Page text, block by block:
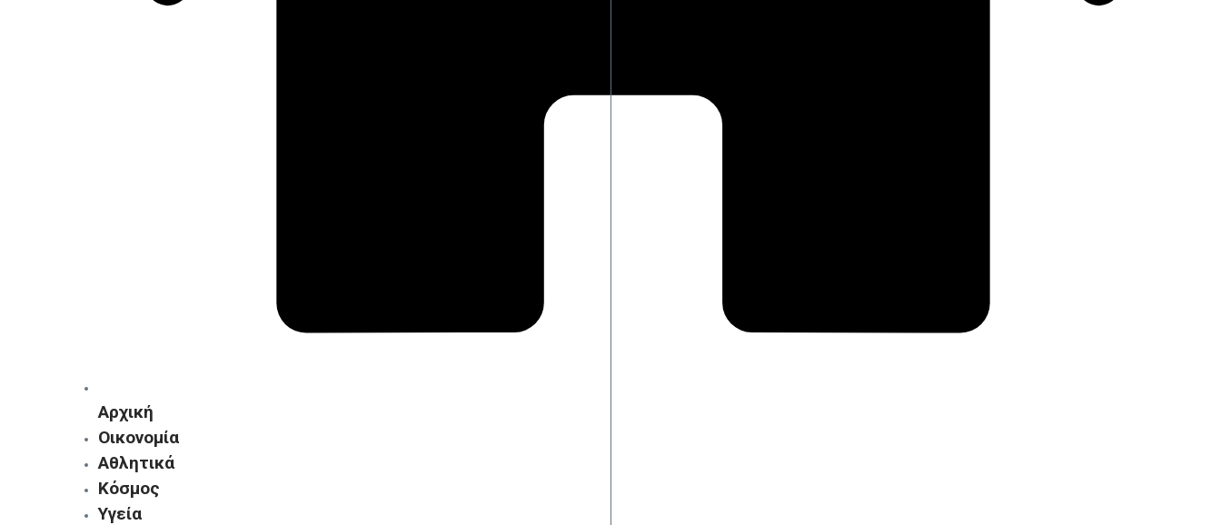
Αρχική
Οικονομία
Αθλητικά
Κόσμος
Υγεία